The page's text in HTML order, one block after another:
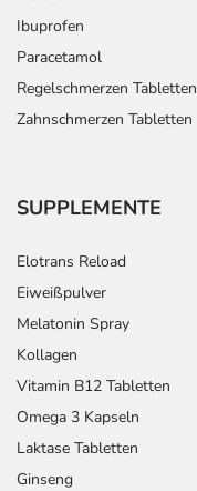
Ibuprofen
Paracetamol
Regelschmerzen Tabletten
Zahnschmerzen Tabletten
SUPPLEMENTE
Elotrans Reload
Eiweißpulver
Melatonin Spray
Kollagen
Vitamin B12 Tabletten
Omega 3 Kapseln
Laktase Tabletten
Ginseng